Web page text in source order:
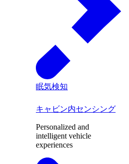
眠気検知
キャビン内センシング
Personalized and
intelligent vehicle
experiences